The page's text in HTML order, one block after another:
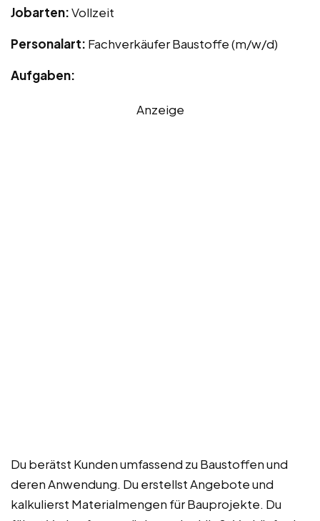
Jobarten:Vollzeit
Personalart: Fachverkäufer Baustoffe (m/w/d)
Aufgaben:
Anzeige
Du berätst Kunden umfassend zu Baustoffen und
deren Anwendung. Du erstellst Angebote und
kalkulierst Materialmengen für Bauprojekte. Du